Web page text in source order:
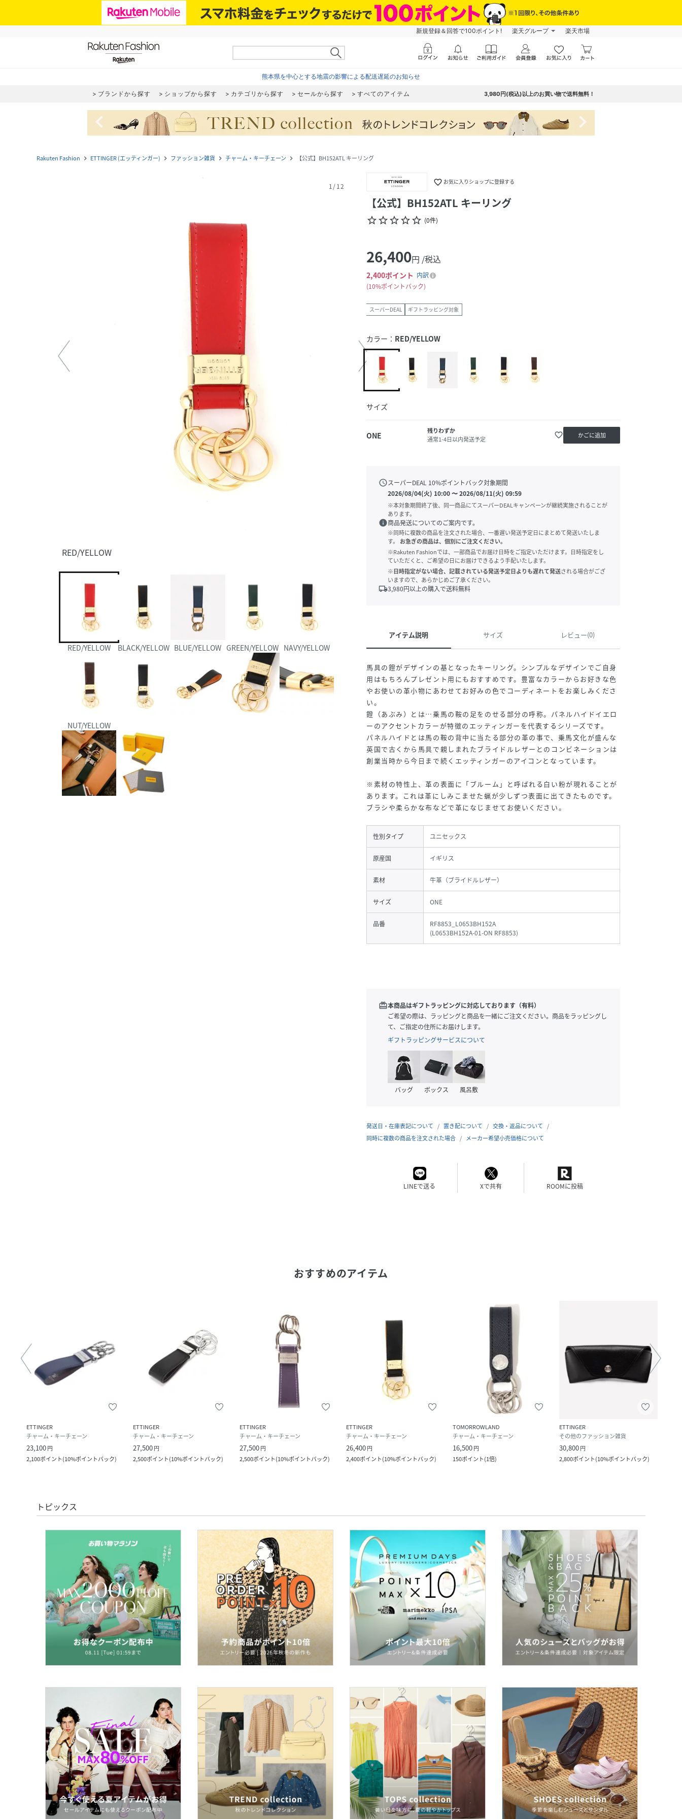
新規登録＆回答で100ポイント! 楽天グループ 楽天市場
熊本県を中心とする地震の影響による配送遅延のお知らせ
ブランドから探す ショップから探す カテゴリから探す セールから探す すべてのアイテム 3,980円(税込)以上のお買い物で送料無料！
navigate_before navigate_next
Rakuten Fashion navigate_next ETTINGER (エッティンガー) navigate_next ファッション雑貨 navigate_next チャーム・キーチェーン navigate_next 【公式】BH152ATL キーリング
1/12
RED/YELLOW
RED/YELLOW BLACK/YELLOW BLUE/YELLOW GREEN/YELLOW NAVY/YELLOW
NUT/YELLOW
favorite_border お気に入りショップに登録する
【公式】BH152ATL キーリング
star_borderstar_borderstar_borderstar_borderstar_border (0件)
26,400円 /税込
2,400ポイント 内訳
10%ポイントバック
スーパーDEAL ギフトラッピング対象
カラー： RED/YELLOW
サイズ
ONE
残りわずか
通常1-4日以内発送予定
favorite_border かごに追加
scheduleスーパーDEAL 10%ポイントバック対象期間
2026/08/04(火) 10:00〜2026/08/11(火) 09:59
※本対象期間終了後、同一商品にてスーパーDEALキャンペーンが継続実施されることが
あります。
info商品発送についてのご案内です。
※同時に複数の商品を注文された場合、一番遅い発送予定日にまとめて発送いたしま
す。
お急ぎの商品は、個別にご注文ください。
※Rakuten Fashionでは、一部商品でお届け日時をご指定いただけます。日時指定をし
ていただくと、ご希望の日にお届けできるよう手配いたします。
※日時指定がない場合、記載されている発送予定日よりも遅れて発送される場合がござ
いますので、あらかじめご了承ください。
local_shipping3,980円以上の購入で送料無料
アイテム説明 サイズ レビュー(0)
馬具の鐙がデザインの基となったキーリング。シンプルなデザインでご自身
用はもちろんプレゼント用にもおすすめです。豊富なカラーからお好きな色
やお使いの革小物にあわせてお好みの色でコーディネートをお楽しみくださ
い。
鐙（あぶみ）とは…乗馬の鞍の足をのせる部分の呼称。パネルハイドイエロ
ーのアクセントカラーが特徴のエッティンガーを代表するシリーズです。
パネルハイドとは馬の鞍の背中に当たる部分の革の事で、乗馬文化が盛んな
英国で古くから馬具で親しまれたブライドルレザーとのコンビネーションは
創業当時から今日まで続くエッティンガーのアイコンとなっています。
※素材の特性上、革の表面に「ブルーム」と呼ばれる白い粉が現れることが
あります。これは革にしみこませた蝋が少しずつ表面に出てきたものです。
ブラシや柔らかな布などで革になじませてお使いください。
性別タイプ ユニセックス
原産国 イギリス
素材 牛革（ブライドルレザー）
サイズ ONE
品番
RF8853_L0653BH152A
(L0653BH152A-01-ON RF8853)
redeem本商品はギフトラッピングに対応しております（有料）
ご希望の際は、ラッピングと商品を一緒にご注文ください。商品をラッピングし
て、ご指定の住所にお届けします。
ギフトラッピングサービスについて
バッグ ボックス 風呂敷
発送日・在庫表記について 置き配について
交換・返品について
同時に複数の商品を注文された場合
メーカー希望小売価格について
LINEで送る Xで共有 ROOMに投稿
おすすめのアイテム
ETTINGER
チャーム・キーチェーン
23,100円
2,100ポイント(10%ポイントバック)
ETTINGER
チャーム・キーチェーン
27,500円
2,500ポイント(10%ポイントバック)
ETTINGER
チャーム・キーチェーン
27,500円
2,500ポイント(10%ポイントバック)
ETTINGER
チャーム・キーチェーン
26,400円
2,400ポイント(10%ポイントバック)
TOMORROWLAND
チャーム・キーチェーン
16,500円
150ポイント(1倍)
ETTINGER
その他のファッション雑貨
30,800円
2,800ポイント(10%ポイントバック)
トピックス